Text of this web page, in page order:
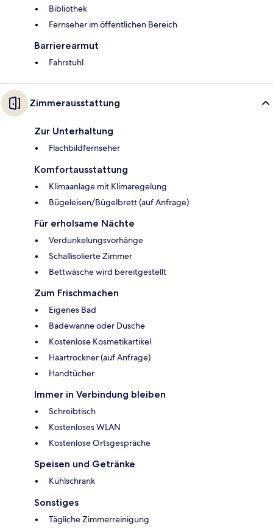
Bibliothek
Fernseher im öffentlichen Bereich
Barrierearmut
Fahrstuhl
Zimmerausstattung
Zur Unterhaltung
Flachbildfernseher
Komfortausstattung
Klimaanlage mit Klimaregelung
Bügeleisen/Bügelbrett (auf Anfrage)
Für erholsame Nächte
Verdunkelungsvorhänge
Schallisolierte Zimmer
Bettwäsche wird bereitgestellt
Zum Frischmachen
Eigenes Bad
Badewanne oder Dusche
Kostenlose Kosmetikartikel
Haartrockner (auf Anfrage)
Handtücher
Immer in Verbindung bleiben
Schreibtisch
Kostenloses WLAN
Kostenlose Ortsgespräche
Speisen und Getränke
Kühlschrank
Sonstiges
Tägliche Zimmerreinigung